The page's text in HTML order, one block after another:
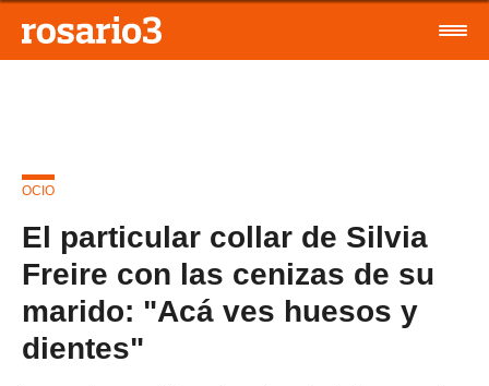
OCIO
El particular collar de Silvia
Freire con las cenizas de su
marido: "Acá ves huesos y
dientes"